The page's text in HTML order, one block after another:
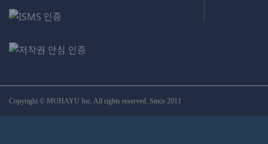
Copyright © MUHAYU Inc. All rights reserved. Since 2011